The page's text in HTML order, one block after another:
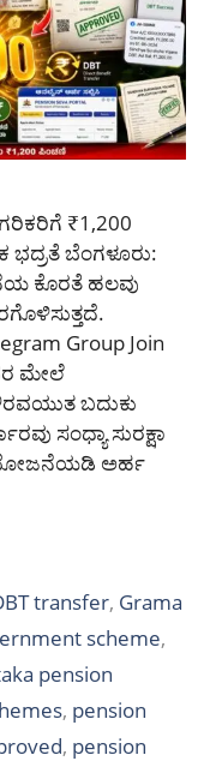
₹1,200
ಭದ್ರತೆ ಬೆಂಗಳೂರು:
ಕೊರತೆ ಹಲವು
Group Join
ಮೇಲೆ
ಬದುಕು
ಸಂಧ್ಯಾ ಸುರಕ್ಷಾ
ಅರ್ಹ
transfer, Grama
scheme,
pension
, pension
, pension